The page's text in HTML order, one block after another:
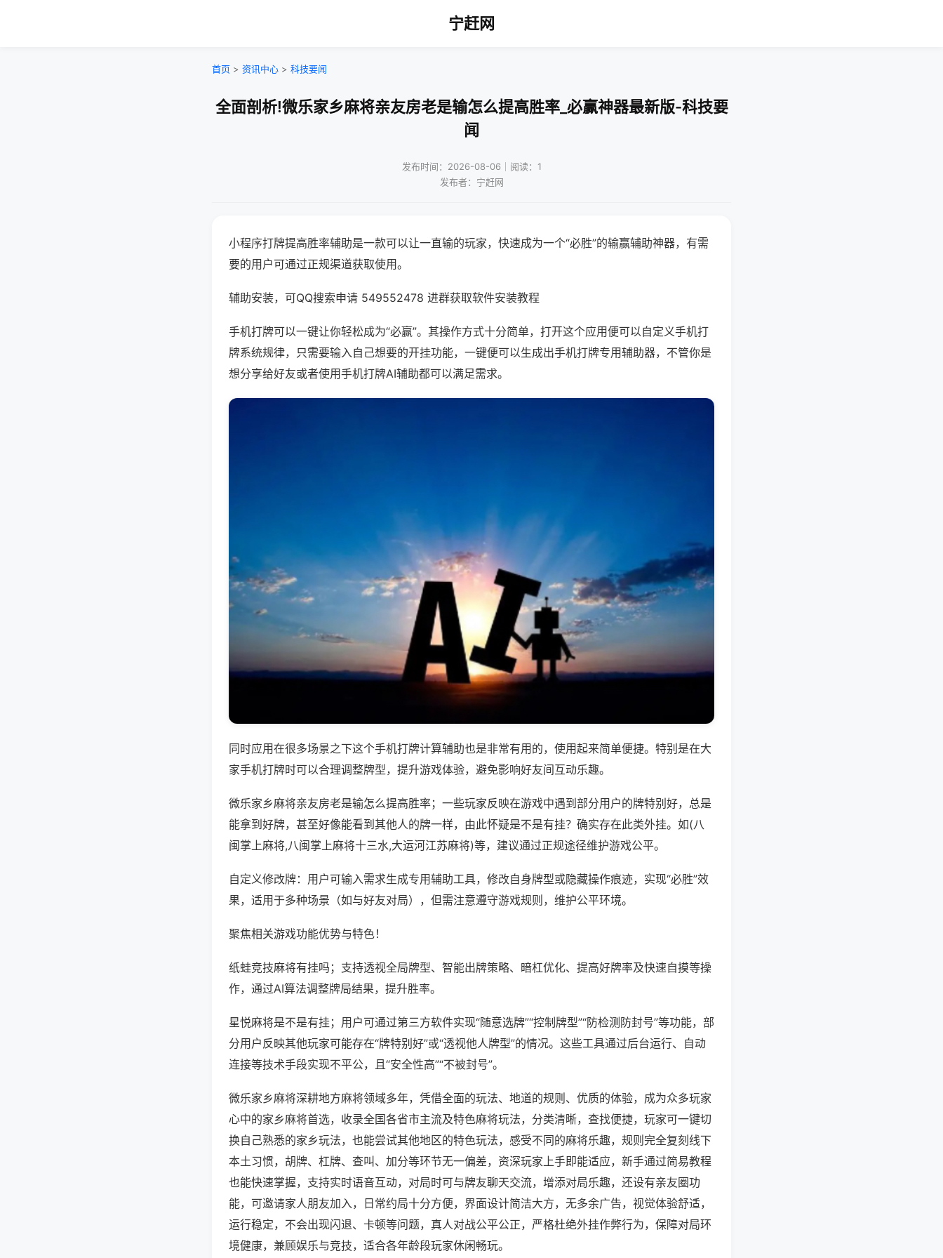
宁赶网
首页 > 资讯中心 > 科技要闻
全面剖析!微乐家乡麻将亲友房老是输怎么提高胜率_必赢神器最新版-科技要
闻
发布时间：2026-08-06｜阅读：1
发布者：宁赶网
小程序打牌提高胜率辅助是一款可以让一直输的玩家，快速成为一个“必胜”的输赢辅助神器，有需
要的用户可通过正规渠道获取使用。
辅助安装，可QQ搜索申请 549552478 进群获取软件安装教程
手机打牌可以一键让你轻松成为“必赢”。其操作方式十分简单，打开这个应用便可以自定义手机打
牌系统规律，只需要输入自己想要的开挂功能，一键便可以生成出手机打牌专用辅助器，不管你是
想分享给好友或者使用手机打牌AI辅助都可以满足需求。
同时应用在很多场景之下这个手机打牌计算辅助也是非常有用的，使用起来简单便捷。特别是在大
家手机打牌时可以合理调整牌型，提升游戏体验，避免影响好友间互动乐趣。
微乐家乡麻将亲友房老是输怎么提高胜率；一些玩家反映在游戏中遇到部分用户的牌特别好，总是
能拿到好牌，甚至好像能看到其他人的牌一样，由此怀疑是不是有挂？确实存在此类外挂。如(八
闽掌上麻将,八闽掌上麻将十三水,大运河江苏麻将)等，建议通过正规途径维护游戏公平。
自定义修改牌：用户可输入需求生成专用辅助工具，修改自身牌型或隐藏操作痕迹，实现“必胜”效
果，适用于多种场景（如与好友对局），但需注意遵守游戏规则，维护公平环境。
聚焦相关游戏功能优势与特色！
纸蛙竞技麻将有挂吗；支持透视全局牌型、智能出牌策略、暗杠优化、提高好牌率及快速自摸等操
作，通过AI算法调整牌局结果，提升胜率。
星悦麻将是不是有挂；用户可通过第三方软件实现“随意选牌”“控制牌型”“防检测防封号”等功能，部
分用户反映其他玩家可能存在“牌特别好”或“透视他人牌型”的情况。这些工具通过后台运行、自动
连接等技术手段实现不平公，且“安全性高”“不被封号”。
微乐家乡麻将深耕地方麻将领域多年，凭借全面的玩法、地道的规则、优质的体验，成为众多玩家
心中的家乡麻将首选，收录全国各省市主流及特色麻将玩法，分类清晰，查找便捷，玩家可一键切
换自己熟悉的家乡玩法，也能尝试其他地区的特色玩法，感受不同的麻将乐趣，规则完全复刻线下
本土习惯，胡牌、杠牌、查叫、加分等环节无一偏差，资深玩家上手即能适应，新手通过简易教程
也能快速掌握，支持实时语音互动，对局时可与牌友聊天交流，增添对局乐趣，还设有亲友圈功
能，可邀请家人朋友加入，日常约局十分方便，界面设计简洁大方，无多余广告，视觉体验舒适，
运行稳定，不会出现闪退、卡顿等问题，真人对战公平公正，严格杜绝外挂作弊行为，保障对局环
境健康，兼顾娱乐与竞技，适合各年龄段玩家休闲畅玩。